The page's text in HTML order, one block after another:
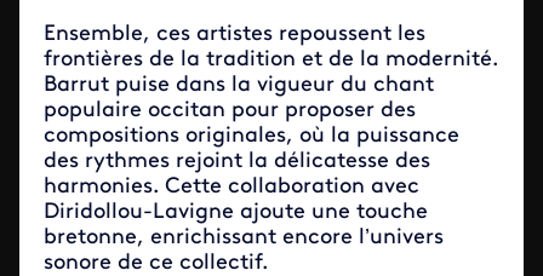
Ensemble, ces artistes repoussent les
frontières de la tradition et de la modernité.
Barrut puise dans la vigueur du chant
populaire occitan pour proposer des
compositions originales, où la puissance
des rythmes rejoint la délicatesse des
harmonies. Cette collaboration avec
Diridollou-Lavigne ajoute une touche
bretonne, enrichissant encore l’univers
sonore de ce collectif.